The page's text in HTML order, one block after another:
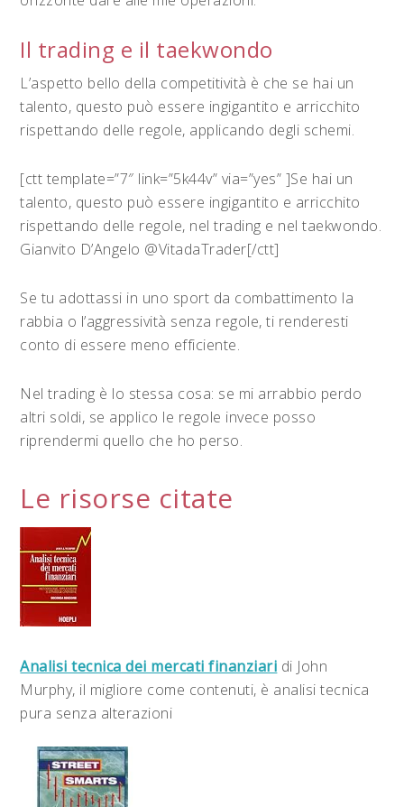
Il trading e il taekwondo
L’aspetto bello della competitività è che se hai un
talento, questo può essere ingigantito e arricchito
rispettando delle regole, applicando degli schemi.
[ctt template=”7″ link=”5k44v” via=”yes” ]Se hai un
talento, questo può essere ingigantito e arricchito
rispettando delle regole, nel trading e nel taekwondo.
Gianvito D’Angelo @VitadaTrader[/ctt]
Se tu adottassi in uno sport da combattimento la
rabbia o l’aggressività senza regole, ti renderesti
conto di essere meno efficiente.
Nel trading è lo stessa cosa: se mi arrabbio perdo
altri soldi, se applico le regole invece posso
riprendermi quello che ho perso.
Le risorse citate
Analisi tecnica dei mercati finanziari di John
Murphy, il migliore come contenuti, è analisi tecnica
pura senza alterazioni